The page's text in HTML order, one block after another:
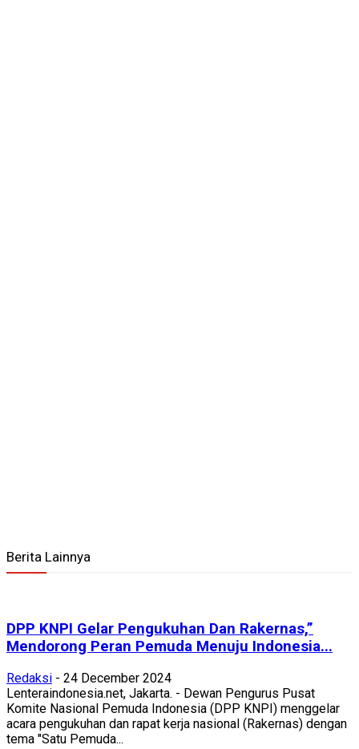
Berita Lainnya
DPP KNPI Gelar Pengukuhan Dan Rakernas,”
Mendorong Peran Pemuda Menuju Indonesia...
Redaksi - 24 December 2024
Lenteraindonesia.net, Jakarta. - Dewan Pengurus Pusat
Komite Nasional Pemuda Indonesia (DPP KNPI) menggelar
acara pengukuhan dan rapat kerja nasional (Rakernas) dengan
tema "Satu Pemuda...